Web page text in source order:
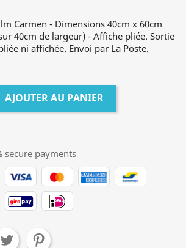
Carmen - Dimensions 40cm x 60cm
40cm de largeur) - Affiche pliée. Sortie
ni affichée. Envoi par La Poste.
AJOUTER AU PANIER
secure payments